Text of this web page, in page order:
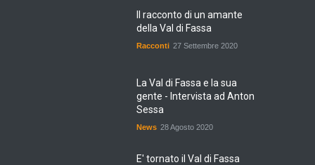
Il racconto di un amante
della Val di Fassa
Racconti 27 Settembre 2020
La Val di Fassa e la sua
gente - Intervista ad Anton
Sessa
News 28 Agosto 2020
E' tornato il Val di Fassa